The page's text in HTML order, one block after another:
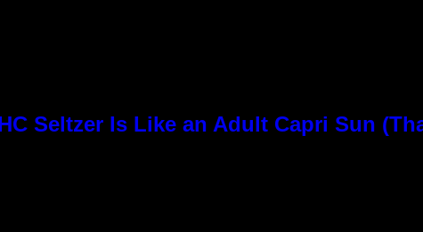
Seltzer Is Like an Adult Capri Sun